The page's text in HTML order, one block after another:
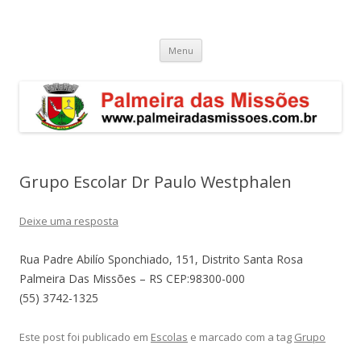
Menu Pular
o
Grupo Escolar Dr Paulo Westphalen
Deixe uma resposta
Rua Padre Abilío Sponchiado, 151, Distrito Santa Rosa
Palmeira Das Missões – RS CEP:98300-000
(55) 3742-1325
Este post foi publicado em Escolas e marcado com a tag Grupo